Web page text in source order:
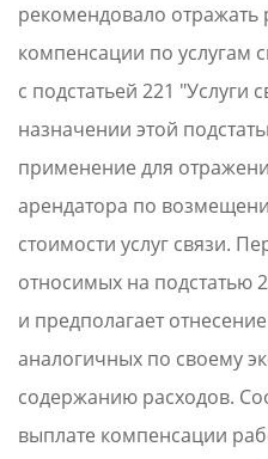
рекомендовало отражать
компенсации по услугам
с подстатьей 221 "Услуги
назначении этой
применение для
арендатора по
стоимости услуг связи.
относимых на подстатью
и предполагает
аналогичных по своему
содержанию расходов.
выплате компенсации